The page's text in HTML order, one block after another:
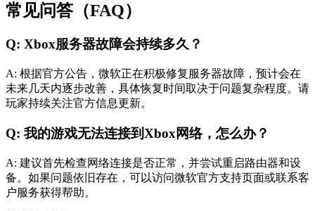
常见问答（FAQ）
Q: Xbox服务器故障会持续多久？
A: 根据官方公告，微软正在积极修复服务器故障，预计会在
未来几天内逐步改善，具体恢复时间取决于问题复杂程度。请
玩家持续关注官方信息更新。
Q: 我的游戏无法连接到Xbox网络，怎么办？
A: 建议首先检查网络连接是否正常，并尝试重启路由器和设
备。如果问题依旧存在，可以访问微软官方支持页面或联系客
户服务获得帮助。